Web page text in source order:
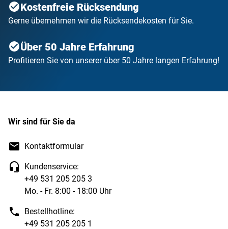
Kostenfreie Rücksendung
Gerne übernehmen wir die Rücksendekosten für Sie.
Über 50 Jahre Erfahrung
Profitieren Sie von unserer über 50 Jahre langen Erfahrung!
Wir sind für Sie da
Kontaktformular
Kundenservice:
+49 531 205 205 3
Mo. - Fr. 8:00 - 18:00 Uhr
Bestellhotline:
+49 531 205 205 1